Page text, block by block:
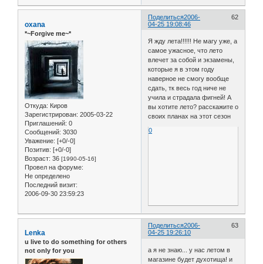
Поделиться 62
2006-
04-25 19:08:46
oxana
*~Forgive me~*
Откуда: Киров
Зарегистрирован: 2005-03-22
Приглашений: 0
Сообщений: 3030
Уважение: [+0/-0]
Позитив: [+0/-0]
Возраст: 36 [1990-05-16]
Провел на форуме:
Не определено
Последний визит:
2006-09-30 23:59:23
Я жду лета!!!!!! Не магу уже, а
самое ужасное, что лето
влечет за собой и экзамены,
которые я в этом году
наверное не смогу вообще
сдать, тк весь год ниче не
учила и страдала фигней! А
вы хотите лето? расскажите о
своих планах на этот сезон
0
Поделиться 63
2006-
04-25 19:26:10
Lenka
u live to do something for others
not only for you
а я не знаю... у нас летом в
магазине будет духотища! и